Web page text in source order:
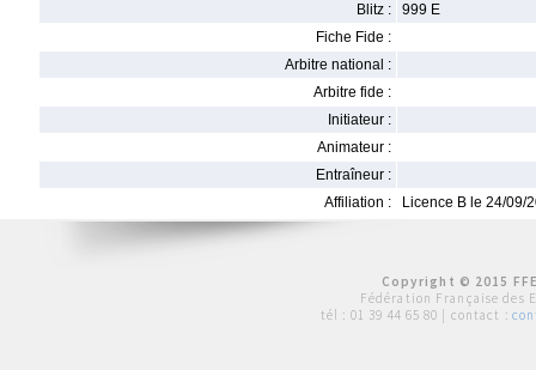
Blitz :
999 E
Fiche Fide :
Arbitre national :
Arbitre fide :
Initiateur :
Animateur :
Entraîneur :
Affiliation :
Licence B le 24/09/
Copyright © 2015
Fédération Française des
tél : 01 39 44 65 80 | contact :